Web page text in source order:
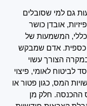
גם למי שסובלים
אובדן כושר
כללי, המשמעות של
כספית. אדם שמבקש
הצורך עשוי
לביטוח לאומי, פיצוי
המס, כגון פטור או
ההכנסה. חלק מן